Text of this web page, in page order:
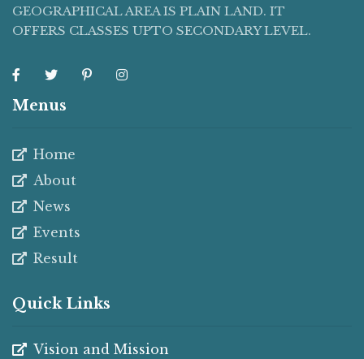
GEOGRAPHICAL AREA IS PLAIN LAND. IT
OFFERS CLASSES UPTO SECONDARY LEVEL.
Menus
Home
About
News
Events
Result
Quick Links
Vision and Mission